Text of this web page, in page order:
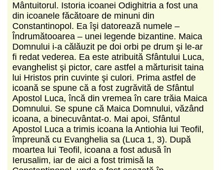
Mântuitorul. Istoria icoanei Odighitria a fost una
din icoanele făcătoare de minuni din
Constantinopol. Ea îşi datorează numele –
Îndrumătooarea – unei legende bizantine. Maica
Domnului i-a călăuzit pe doi orbi pe drum şi le-ar
fi redat vederea. Ea este atribuită Sfântului Luca,
evanghelist şi pictor, care astfel a mărturisit taina
lui Hristos prin cuvinte şi culori. Prima astfel de
icoană se spune că a fost zugrăvită de Sfântul
Apostol Luca, încă din vremea în care trăia Maica
Domnului. Se spune că Maica Domnului, văzând
icoana, a binecuvântat-o. Mai apoi, Sfântul
Apostol Luca a trimis icoana la Antiohia lui Teofil,
împreună cu Evanghelia sa (Luca 1, 3). După
moartea lui Teofil, icoana a fost adusă în
Ierusalim, iar de aici a fost trimisă la